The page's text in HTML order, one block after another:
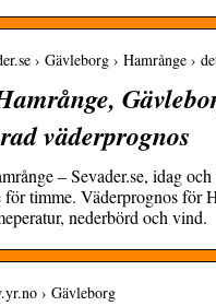
› Gävleborg › Hamrånge ›
väderprognos
– Sevader.se, idag
för timme. Väderprognos för
nederbörd och vind.
› Gävleborg